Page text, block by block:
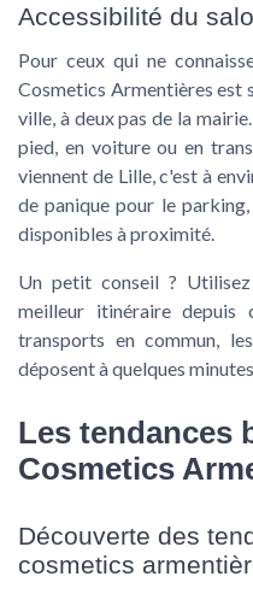
Accessibilité du
Pour ceux qui ne
Cosmetics Armentières est
ville, à deux pas de la
pied, en voiture ou en
viennent de Lille, c'est à
de panique pour le
disponibles à proximité.
Un petit conseil ?
meilleur itinéraire
transports en commun,
déposent à quelques
Les tendances
Cosmetics
Découverte des
cosmetics